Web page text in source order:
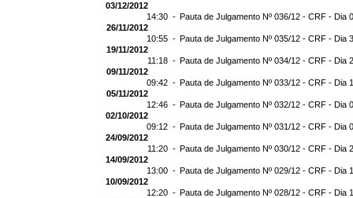
03/12/2012
14:30 - Pauta de Julgamento Nº 036/12 - CRF - Dia
26/11/2012
10:55 - Pauta de Julgamento Nº 035/12 - CRF - Dia
19/11/2012
11:18 - Pauta de Julgamento Nº 034/12 - CRF - Dia
09/11/2012
09:42 - Pauta de Julgamento Nº 033/12 - CRF - Dia
05/11/2012
12:46 - Pauta de Julgamento Nº 032/12 - CRF - Dia
02/10/2012
09:12 - Pauta de Julgamento Nº 031/12 - CRF - Dia
24/09/2012
11:20 - Pauta de Julgamento Nº 030/12 - CRF - Dia
14/09/2012
13:00 - Pauta de Julgamento Nº 029/12 - CRF - Dia
10/09/2012
12:20 - Pauta de Julgamento Nº 028/12 - CRF - Dia